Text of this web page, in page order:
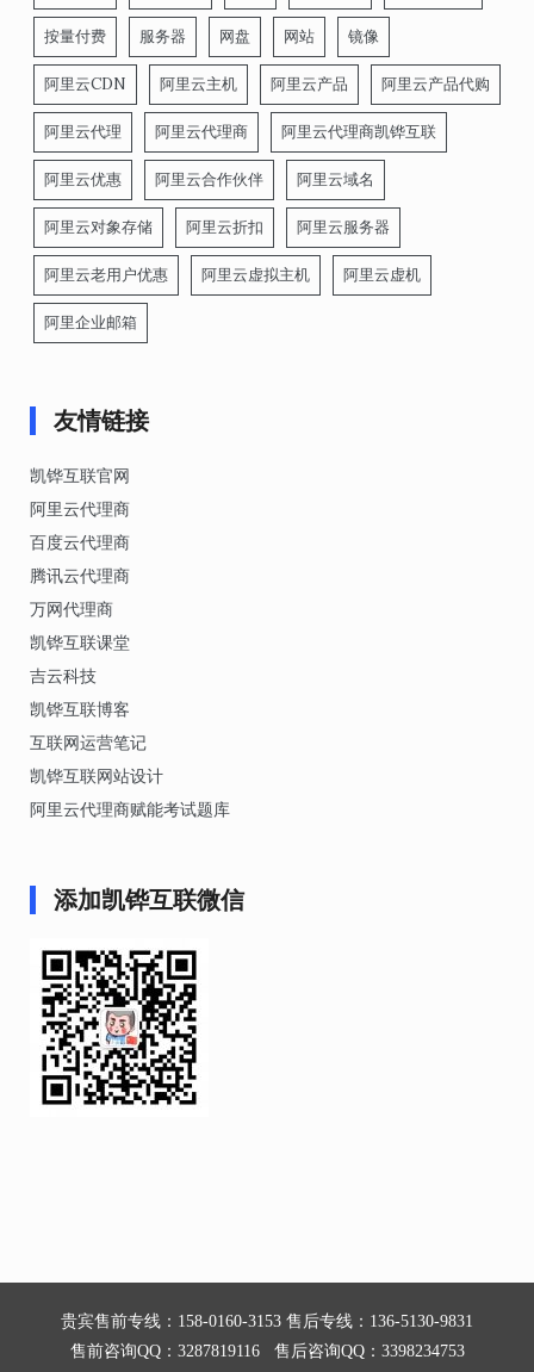
按量付费 服务器 网盘 网站 镜像
阿里云CDN 阿里云主机 阿里云产品 阿里云产品代购
阿里云代理 阿里云代理商 阿里云代理商凯铧互联
阿里云优惠 阿里云合作伙伴 阿里云域名
阿里云对象存储 阿里云折扣 阿里云服务器
阿里云老用户优惠 阿里云虚拟主机 阿里云虚机
阿里企业邮箱
友情链接
凯铧互联官网
阿里云代理商
百度云代理商
腾讯云代理商
万网代理商
凯铧互联课堂
吉云科技
凯铧互联博客
互联网运营笔记
凯铧互联网站设计
阿里云代理商赋能考试题库
添加凯铧互联微信
贵宾售前专线：158-0160-3153 售后专线：136-5130-9831
售前咨询QQ：3287819116 售后咨询QQ：3398234753